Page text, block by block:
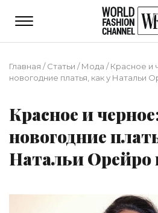
Главная /Статьи /Мода /Красное и
новогодние платья, как у Натальи
Красное и
новогодние
Натальи Орейро